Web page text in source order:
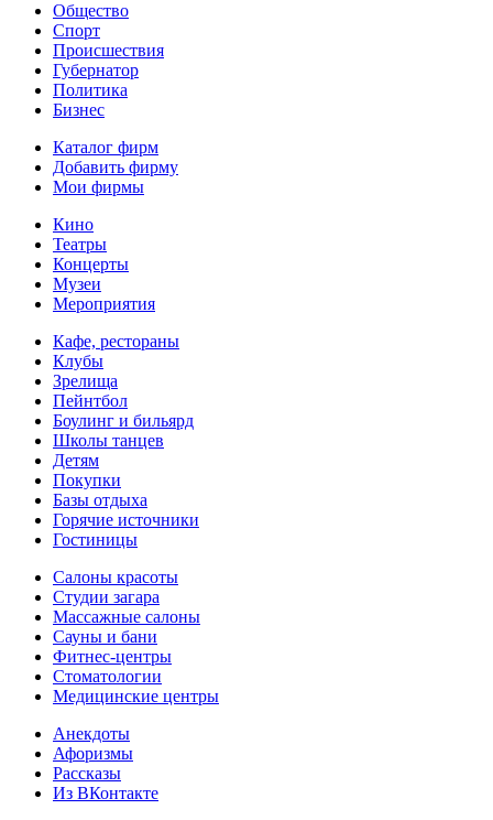
Общество
Спорт
Происшествия
Губернатор
Политика
Бизнес
Каталог фирм
Добавить фирму
Мои фирмы
Кино
Театры
Концерты
Музеи
Мероприятия
Кафе, рестораны
Клубы
Зрелища
Пейнтбол
Боулинг и бильярд
Школы танцев
Детям
Покупки
Базы отдыха
Горячие источники
Гостиницы
Салоны красоты
Студии загара
Массажные салоны
Сауны и бани
Фитнес-центры
Стоматологии
Медицинские центры
Анекдоты
Афоризмы
Рассказы
Из ВКонтакте